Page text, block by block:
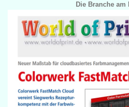
Die Branche am